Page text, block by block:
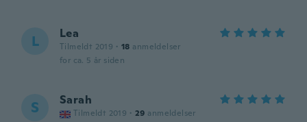
L Lea
Tilmeldt 2019 · 18 anmeldelser
for ca. 5 år siden
S Sarah
Tilmeldt 2019 · 29 anmeldelser